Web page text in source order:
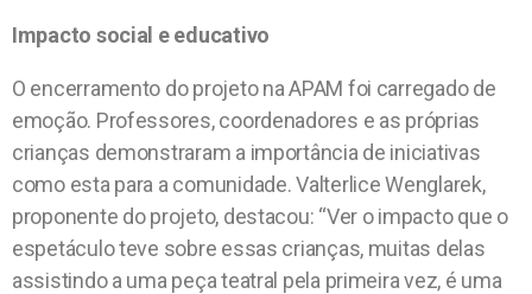
Impacto social e educativo
O encerramento do projeto na APAM foi carregado de
emoção. Professores, coordenadores e as próprias
crianças demonstraram a importância de iniciativas
como esta para a comunidade. Valterlice Wenglarek,
proponente do projeto, destacou: “Ver o impacto que o
espetáculo teve sobre essas crianças, muitas delas
assistindo a uma peça teatral pela primeira vez, é uma